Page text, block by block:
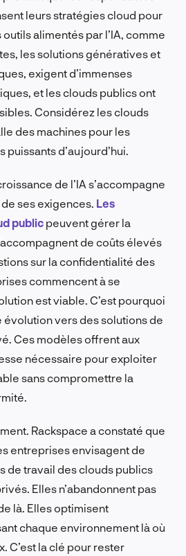
leurs stratégies cloud pour
alimentés par l’IA, comme
les solutions génératives et
exigent d’immenses
et les clouds publics ont
Considérez les clouds
des machines pour les
puissants d’aujourd’hui.
de l’IA s’accompagne
ses exigences. Les
public peuvent gérer la
de coûts élevés
sur la confidentialité des
commencent à se
est viable. C’est pourquoi
évolution vers des solutions de
Ces modèles offrent aux
nécessaire pour exploiter
sans compromettre la
Rackspace a constaté que
entreprises envisagent de
de travail des clouds publics
Elles n’abandonnent pas
là. Elles optimisent
chaque environnement là où
C’est la clé pour rester